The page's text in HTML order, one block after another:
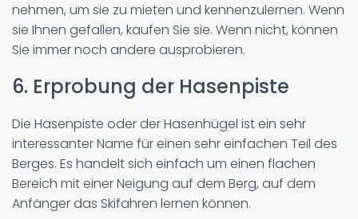
nehmen, um sie zu mieten und kennenzulernen. Wenn
sie Ihnen gefallen, kaufen Sie sie. Wenn nicht, können
Sie immer noch andere ausprobieren.
6. Erprobung der Hasenpiste
Die Hasenpiste oder der Hasenhügel ist ein sehr
interessanter Name für einen sehr einfachen Teil des
Berges. Es handelt sich einfach um einen flachen
Bereich mit einer Neigung auf dem Berg, auf dem
Anfänger das Skifahren lernen können.